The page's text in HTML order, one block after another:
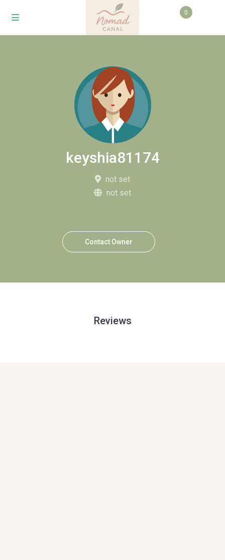
0
keyshia81174
not set
not set
Contact Owner
Reviews